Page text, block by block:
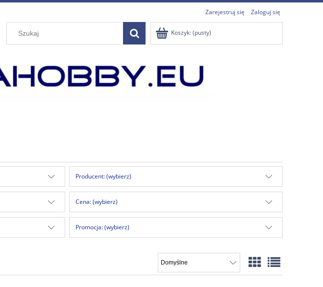
Zarejestruj się Zaloguj się
Koszyk:(pusty)
Producent: (wybierz)
Cena: (wybierz)
Promocja: (wybierz)